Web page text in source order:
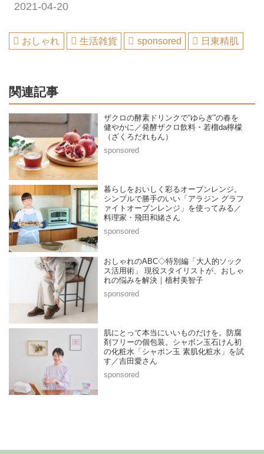
2021-04-20
おしゃれ 生活雑貨 sponsored 日東精肌
関連記事
ザクロの酵素ドリンクで“ゆらぎ”の春を
健やかに／発酵ザクロ飲料・若榴da檸檬
（ざくろだれもん）
暮らしをおいしく彩るオーブンレンジ。
シンプルで勝手のいい「アラジン グラフ
ァイトオーブンレンジ」を使ってみる／
料理家・飛田和緒さん
おしゃれのABC◇特別編「大人的ソック
ス活用術」 現役スタイリストが、おしゃ
れの悩みを解決｜植村美智子
肌にとって本当にいいものだけを。防腐
剤フリーの個包装。シャボン玉石けん初
の化粧水「シャボン玉 素肌化粧水」を試
す／吉田愛さん